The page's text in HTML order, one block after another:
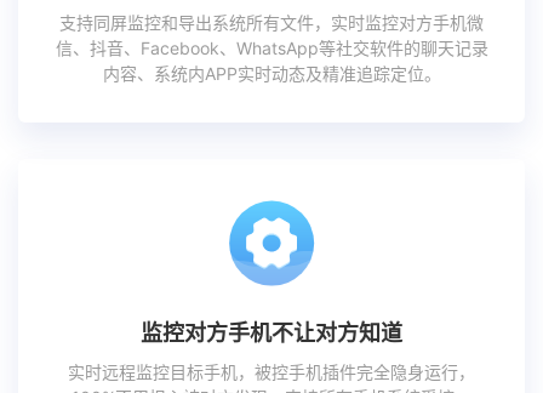
支持同屏监控和导出系统所有文件，实时监控对方手机微
信、抖音、Facebook、WhatsApp等社交软件的聊天记录
内容、系统内APP实时动态及精准追踪定位。
监控对方手机不让对方知道
实时远程监控目标手机，被控手机插件完全隐身运行，